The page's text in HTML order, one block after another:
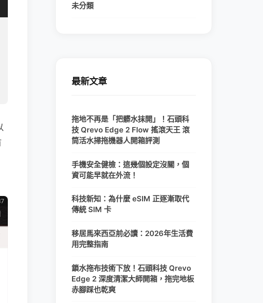
未分類
最新文章
拖地不再是「把髒水抹開」！石頭科
技 Qrevo Edge 2 Flow 搖滾天王 滾
筒活水掃拖機器人開箱評測
手機安全健檢：這幾個設定沒關，個
資可能早就在外流！
科技新知：為什麼 eSIM 正逐漸取代
傳統 SIM 卡
移居馬來西亞前必讀：2026年生活費
用完整指南
鎖水拖布技術下放！石頭科技 Qrevo
Edge 2 深度清潔大師開箱，拖完地板
赤腳踩也乾爽